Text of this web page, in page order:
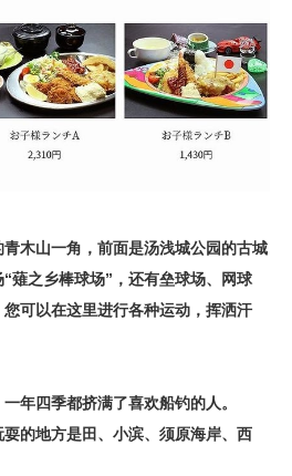
木山一角，前面是汤浅城公园的古城
薙之乡棒球场”，还有垒球场、网球
可以在这里进行各种运动，挥洒汗
年四季都挤满了喜欢船钓的人。
的地方是田、小滨、须原海岸、西